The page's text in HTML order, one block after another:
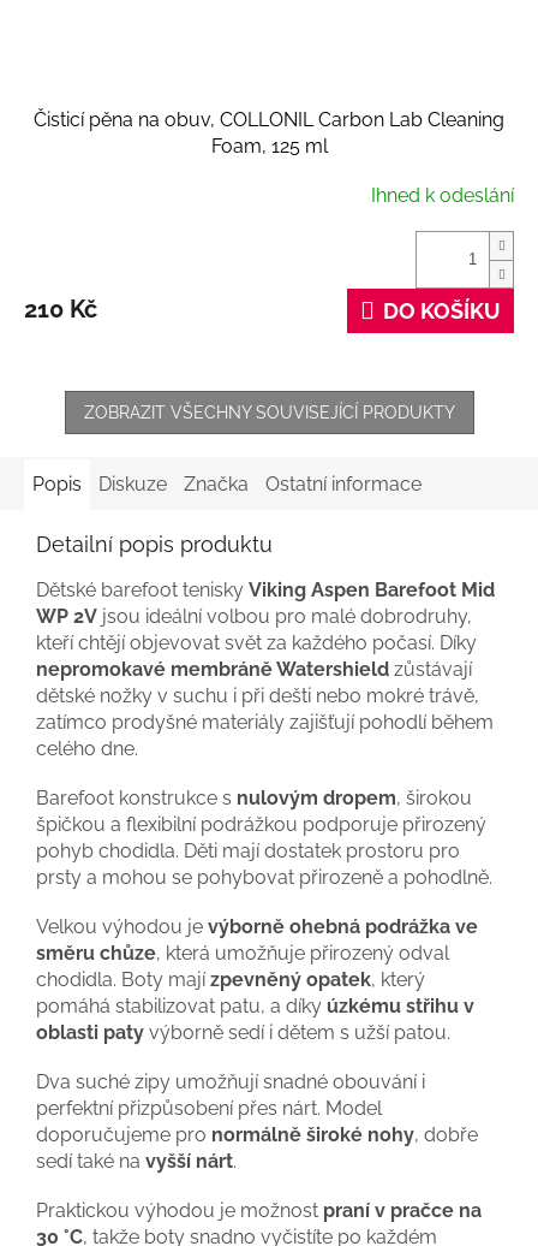
Čisticí pěna na obuv, COLLONIL Carbon Lab Cleaning
Foam, 125 ml
Ihned k odeslání
210 Kč DO KOŠÍKU
ZOBRAZIT VŠECHNY SOUVISEJÍCÍ PRODUKTY
Popis Diskuze Značka Ostatní informace
Detailní popis produktu
Dětské barefoot tenisky Viking Aspen Barefoot Mid
WP 2V jsou ideální volbou pro malé dobrodruhy,
kteří chtějí objevovat svět za každého počasí. Díky
nepromokavé membráně Watershield zůstávají
dětské nožky v suchu i při dešti nebo mokré trávě,
zatímco prodyšné materiály zajišťují pohodlí během
celého dne.
Barefoot konstrukce s nulovým dropem, širokou
špičkou a flexibilní podrážkou podporuje přirozený
pohyb chodidla. Děti mají dostatek prostoru pro
prsty a mohou se pohybovat přirozeně a pohodlně.
Velkou výhodou je výborně ohebná podrážka ve
směru chůze, která umožňuje přirozený odval
chodidla. Boty majízpevněný opatek, který
pomáhá stabilizovat patu, a díky úzkému střihu v
oblasti paty výborně sedí i dětem s užší patou.
Dva suché zipy umožňují snadné obouvání i
perfektní přizpůsobení přes nárt. Model
doporučujeme pro normálně široké nohy, dobře
sedí také na vyšší nárt.
Praktickou výhodou je možnost praní v pračce na
30 °C, takže boty snadno vyčistíte po každém